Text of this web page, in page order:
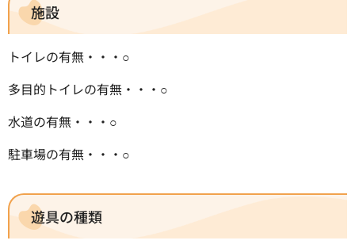
施設
トイレの有無・・・○
多目的トイレの有無・・・○
水道の有無・・・○
駐車場の有無・・・○
遊具の種類